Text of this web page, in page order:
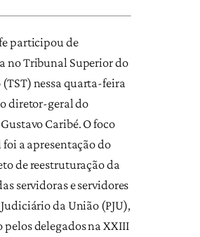
participou de
no Tribunal Superior do
nessa quarta-feira
diretor-geral do
Caribé. O foco
a apresentação do
de reestruturação da
servidoras e servidores
da União (PJU),
pelos delegados na XXIII